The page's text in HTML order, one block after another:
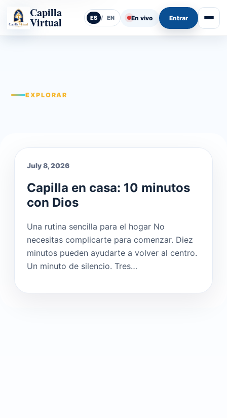
Capilla
Virtual ES / EN En vivo Entrar Abrir
EXPLORAR
July 8, 2026
Capilla en casa: 10 minutos
con Dios
Una rutina sencilla para el hogar No
necesitas complicarte para comenzar. Diez
minutos pueden ayudarte a volver al centro.
Un minuto de silencio. Tres…